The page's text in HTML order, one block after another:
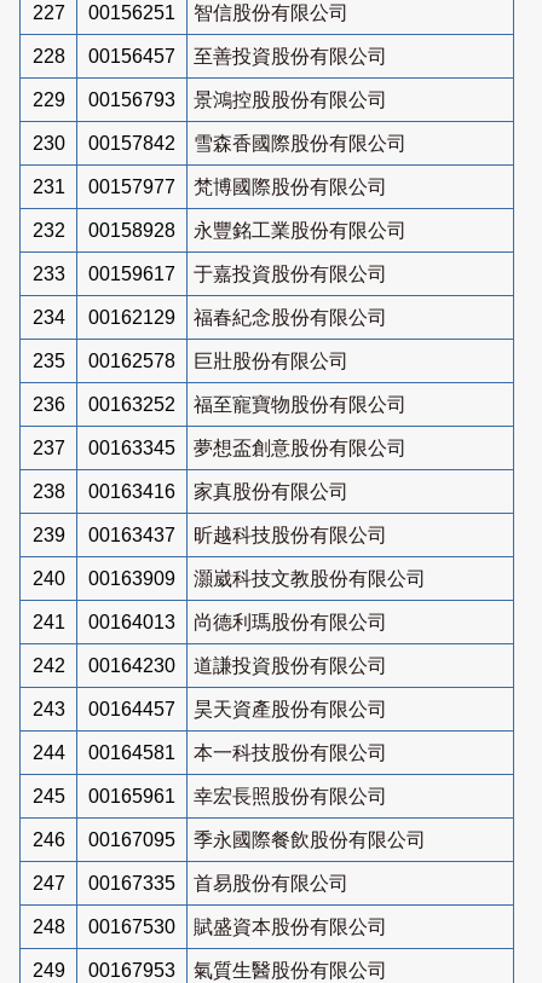
227 00156251 智信股份有限公司
228 00156457 至善投資股份有限公司
229 00156793 景鴻控股股份有限公司
230 00157842 雪森香國際股份有限公司
231 00157977 梵博國際股份有限公司
232 00158928 永豐銘工業股份有限公司
233 00159617 于嘉投資股份有限公司
234 00162129 福春紀念股份有限公司
235 00162578 巨壯股份有限公司
236 00163252 福至寵寶物股份有限公司
237 00163345 夢想盃創意股份有限公司
238 00163416 家真股份有限公司
239 00163437 昕越科技股份有限公司
240 00163909 灝崴科技文教股份有限公司
241 00164013 尚德利瑪股份有限公司
242 00164230 道謙投資股份有限公司
243 00164457 昊天資產股份有限公司
244 00164581 本一科技股份有限公司
245 00165961 幸宏長照股份有限公司
246 00167095 季永國際餐飲股份有限公司
247 00167335 首易股份有限公司
248 00167530 賦盛資本股份有限公司
249 00167953 氣質生醫股份有限公司